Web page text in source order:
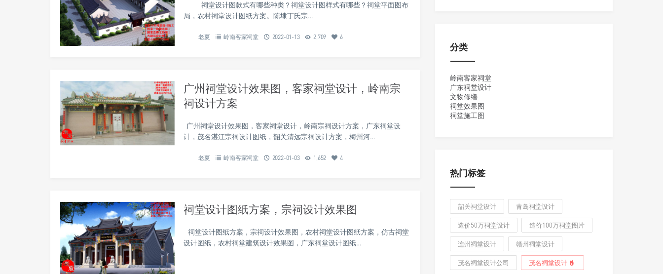
祠堂设计图款式有哪些种类？祠堂设计图样式有哪些？祠堂平面图布
局，农村祠堂设计图纸方案。陈埭丁氏宗…
老夏 岭南客家祠堂 2022-01-13 2,709 6
广州祠堂设计效果图，客家祠堂设计，岭南宗
祠设计方案
广州祠堂设计效果图，客家祠堂设计，岭南宗祠设计方案，广东祠堂设
计，茂名湛江宗祠设计图纸，韶关清远宗祠设计方案，梅州河…
老夏 岭南客家祠堂 2022-01-03 1,652 4
祠堂设计图纸方案，宗祠设计效果图
祠堂设计图纸方案，宗祠设计效果图，农村祠堂设计图纸方案，仿古祠堂
设计图纸，农村祠堂建筑设计效果图，广东祠堂设计图纸…
分类
岭南客家祠堂
广东祠堂设计
文物修缮
祠堂效果图
祠堂施工图
热门标签
韶关祠堂设计 青岛祠堂设计
造价50万祠堂设计 造价100万祠堂图片
连州祠堂设计 赣州祠堂设计
茂名祠堂设计公司 茂名祠堂设计